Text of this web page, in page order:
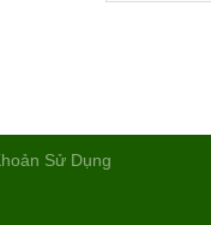
Sử Dụng